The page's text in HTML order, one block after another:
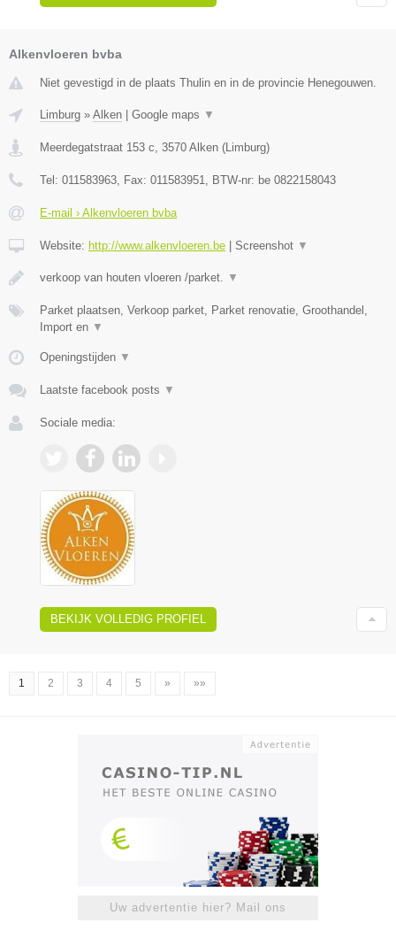
Alkenvloeren bvba
Niet gevestigd in de plaats Thulin en in de provincie Henegouwen.
Limburg » Alken Google maps ▼
Meerdegatstraat 153 c 3570 Alken ( Limburg)
Tel: 011583963 , Fax: 011583951 , BTW-nr: be 0822158043
E-mail › Alkenvloeren bvba
Website: http://www.alkenvloeren.be Screenshot ▼
verkoop van houten vloeren /parket. ▼
Parket plaatsen, Verkoop parket, Parket renovatie, Groothandel,
Import en ▼
Openingstijden ▼
Laatste facebook posts ▼
Sociale media:
BEKIJK VOLLEDIG PROFIEL
1 2 3 4 5 » »»
Uw advertentie hier? Mail ons